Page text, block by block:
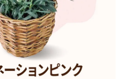
お問い合わせ
会社概要
特定商取引法に基づく表示
個人情報の取扱いについて